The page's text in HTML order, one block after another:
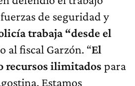
de seguridad y
trabaja “desde el
al fiscal Garzón. “El
recursos ilimitados para
Estamos